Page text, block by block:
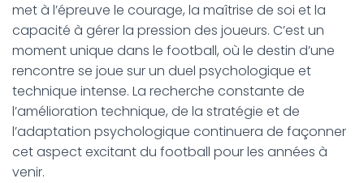
met à l’épreuve le courage, la maîtrise de soi et la
capacité à gérer la pression des joueurs. C’est un
moment unique dans le football, où le destin d’une
rencontre se joue sur un duel psychologique et
technique intense. La recherche constante de
l’amélioration technique, de la stratégie et de
l’adaptation psychologique continuera de façonner
cet aspect excitant du football pour les années à
venir.